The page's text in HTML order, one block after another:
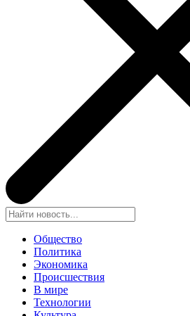
Общество
Политика
Экономика
Происшествия
В мире
Технологии